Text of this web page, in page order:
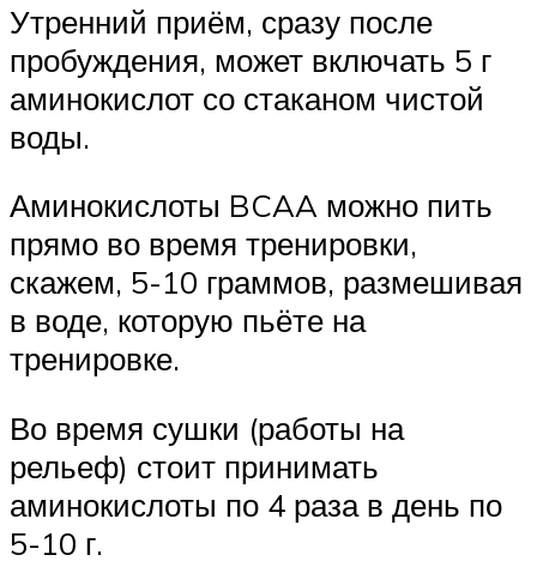
Утренний приём, сразу после
пробуждения, может включать 5 г
аминокислот со стаканом чистой
воды.
Аминокислоты BCAA можно пить
прямо во время тренировки,
скажем, 5-10 граммов, размешивая
в воде, которую пьёте на
тренировке.
Во время сушки (работы на
рельеф) стоит принимать
аминокислоты по 4 раза в день по
5-10 г.